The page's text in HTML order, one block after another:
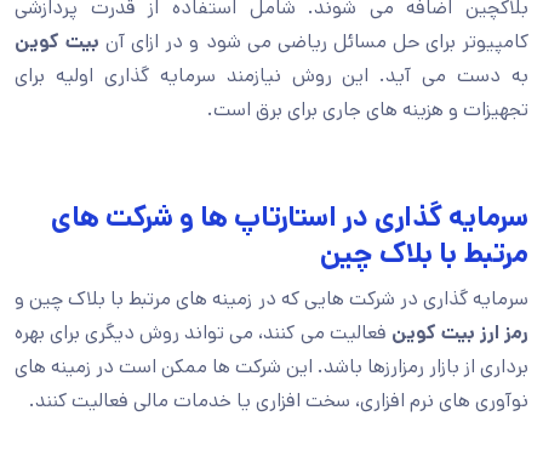
بلاکچین اضافه می شوند. شامل استفاده از قدرت پردازشی
کامپیوتر برای حل مسائل ریاضی می شود و در ازای آن بیت کوین
به دست می آید. این روش نیازمند سرمایه گذاری اولیه برای
تجهیزات و هزینه های جاری برای برق است.
سرمایه گذاری در استارتاپ ها و شرکت های
مرتبط با بلاک چین
سرمایه گذاری در شرکت هایی که در زمینه های مرتبط با بلاک چین و
رمز ارز بیت کوین فعالیت می کنند، می تواند روش دیگری برای بهره
برداری از بازار رمزارزها باشد. این شرکت ها ممکن است در زمینه های
نوآوری های نرم افزاری، سخت افزاری یا خدمات مالی فعالیت کنند.